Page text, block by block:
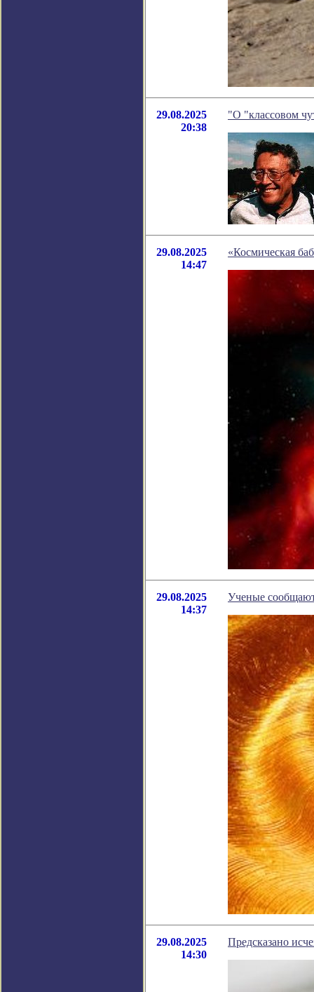
29.08.2025
20:38
"О "классовом
29.08.2025
14:47
«Космическая
29.08.2025
14:37
Ученые
29.08.2025
14:30
Предсказано